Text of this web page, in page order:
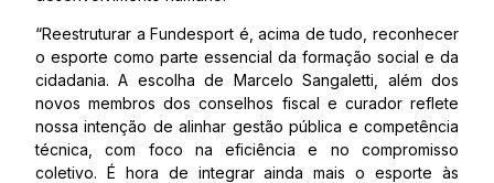
“Reestruturar a Fundesport é, acima de tudo, reconhecer
o esporte como parte essencial da formação social e da
cidadania. A escolha de Marcelo Sangaletti, além dos
novos membros dos conselhos fiscal e curador reflete
nossa intenção de alinhar gestão pública e competência
técnica, com foco na eficiência e no compromisso
coletivo. É hora de integrar ainda mais o esporte às